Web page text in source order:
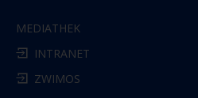
MEDIATHEK
INTRANET
ZWIMOS